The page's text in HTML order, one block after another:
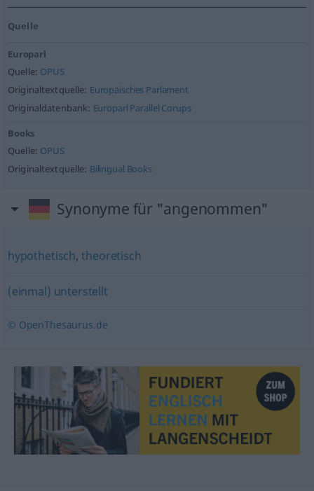
Quelle
Europarl
Quelle: OPUS
Originaltextquelle: Europäisches Parlament
Originaldatenbank: Europarl Parallel Corups
Books
Quelle: OPUS
Originaltextquelle: Bilingual Books
Synonyme für "angenommen"
hypothetisch,theoretisch
(einmal) unterstellt
© OpenThesaurus.de